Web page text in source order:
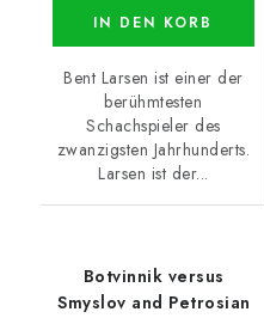
IN DEN KORB
Bent Larsen ist einer der
berühmtesten
Schachspieler des
zwanzigsten Jahrhunderts.
Larsen ist der...
Botvinnik versus
Smyslov and Petrosian